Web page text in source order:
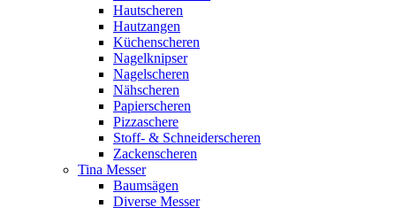
Hautscheren
Hautzangen
Küchenscheren
Nagelknipser
Nagelscheren
Nähscheren
Papierscheren
Pizzaschere
Stoff- & Schneiderscheren
Zackenscheren
Tina Messer
Baumsägen
Diverse Messer